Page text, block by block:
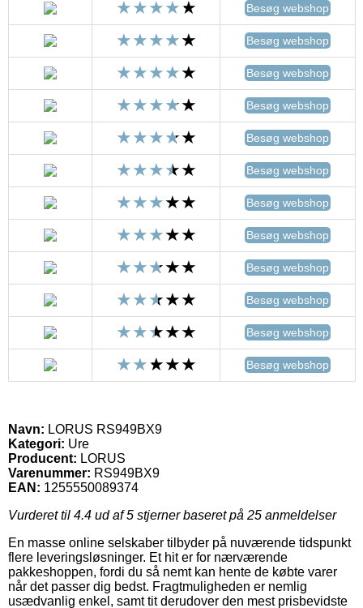
Besøg webshop
Besøg webshop
Besøg webshop
Besøg webshop
Besøg webshop
Besøg webshop
Besøg webshop
Besøg webshop
Besøg webshop
Besøg webshop
Besøg webshop
Besøg webshop
Navn: LORUS RS949BX9
Kategori: Ure
Producent: LORUS
Varenummer: RS949BX9
EAN: 1255550089374
Vurderet til 4.4 ud af 5 stjerner baseret på 25 anmeldelser
En masse online selskaber tilbyder på nuværende tidspunkt
flere leveringsløsninger. Et hit er for nærværende
pakkeshoppen, fordi du så nemt kan hente de købte varer
når det passer dig bedst. Fragtmuligheden er nemlig
usædvanlig enkel, samt tit derudover den mest prisbevidste